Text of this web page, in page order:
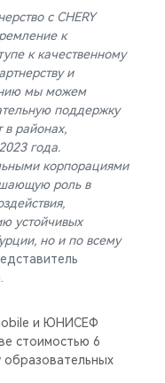
с CHERY
к
к качественному
и
мы можем
поддержку
в районах,
года.
корпорациями
роль в
устойчивых
но и по всему
и ЮНИСЕФ
стоимостью 6